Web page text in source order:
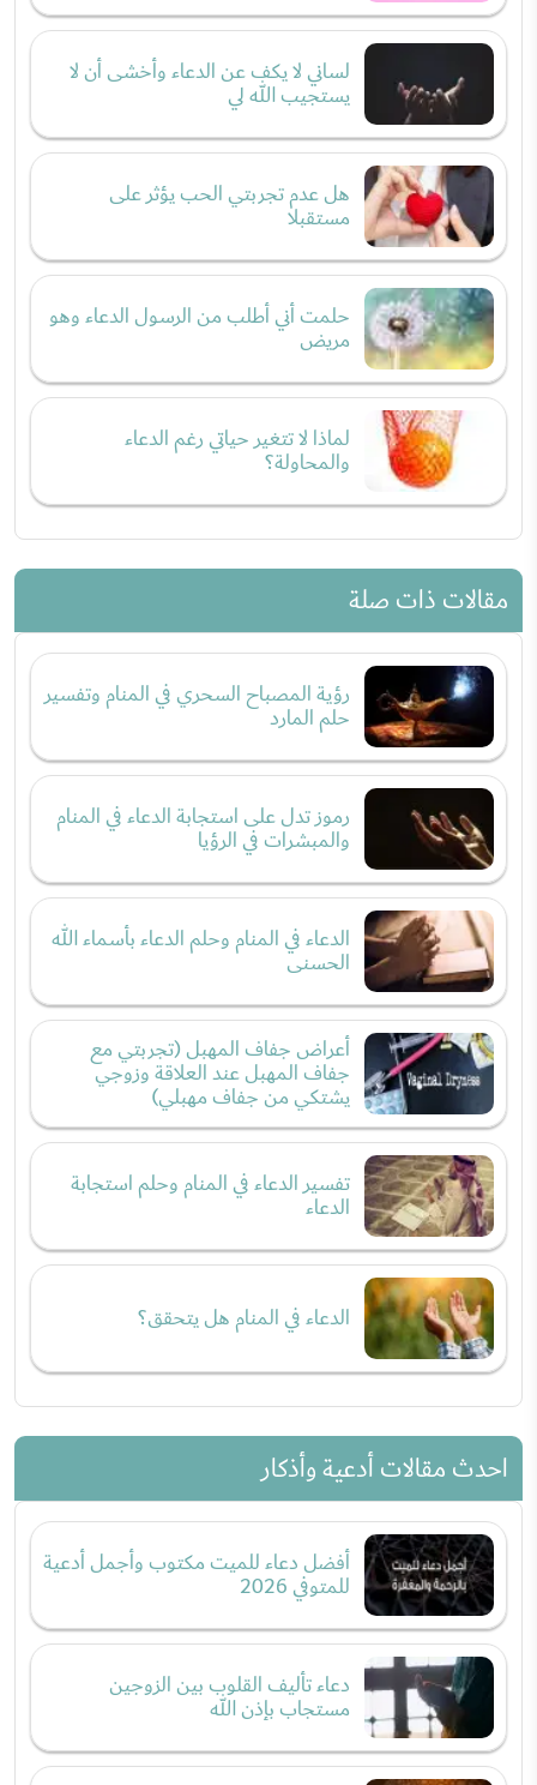
لساني لا يكف عن الدعاء وأخشى أن لا
يستجيب الله لي
هل عدم تجربتي الحب يؤثر على
مستقبلا
حلمت أني أطلب من الرسول الدعاء وهو
مريض
لماذا لا تتغير حياتي رغم الدعاء
والمحاولة؟
مقالات ذات صلة
رؤية المصباح السحري في المنام وتفسير
حلم المارد
رموز تدل على استجابة الدعاء في المنام
والمبشرات في الرؤيا
الدعاء في المنام وحلم الدعاء بأسماء الله
الحسنى
أعراض جفاف المهبل (تجربتي مع
جفاف المهبل عند العلاقة وزوجي
يشتكي من جفاف مهبلي)
تفسير الدعاء في المنام وحلم استجابة
الدعاء
الدعاء في المنام هل يتحقق؟
احدث مقالات أدعية وأذكار
أفضل دعاء للميت مكتوب وأجمل أدعية
للمتوفي 2026
دعاء تأليف القلوب بين الزوجين
مستجاب بإذن الله